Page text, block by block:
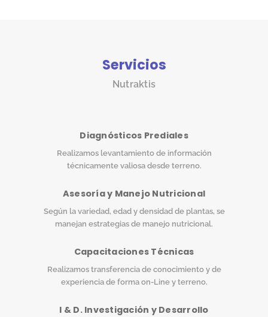
Servicios
Nutraktis
Diagnósticos Prediales
Realizamos levantamiento de información
técnicamente valiosa desde terreno.
Asesoría y Manejo Nutricional
Según la variedad, edad y densidad de plantas, se
manejan estrategias de manejo nutricional.
Capacitaciones Técnicas
Realizamos transferencia de conocimiento y de
experiencia de forma on-Line y terreno.
I & D. Investigación y Desarrollo